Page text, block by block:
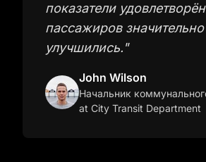
показатели
пассажиров значительно
улучшились."
John Wilson
Начальник
at City Transit Department